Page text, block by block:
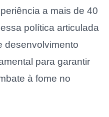
a mais de 40
política articulada
desenvolvimento
para garantir
à fome no